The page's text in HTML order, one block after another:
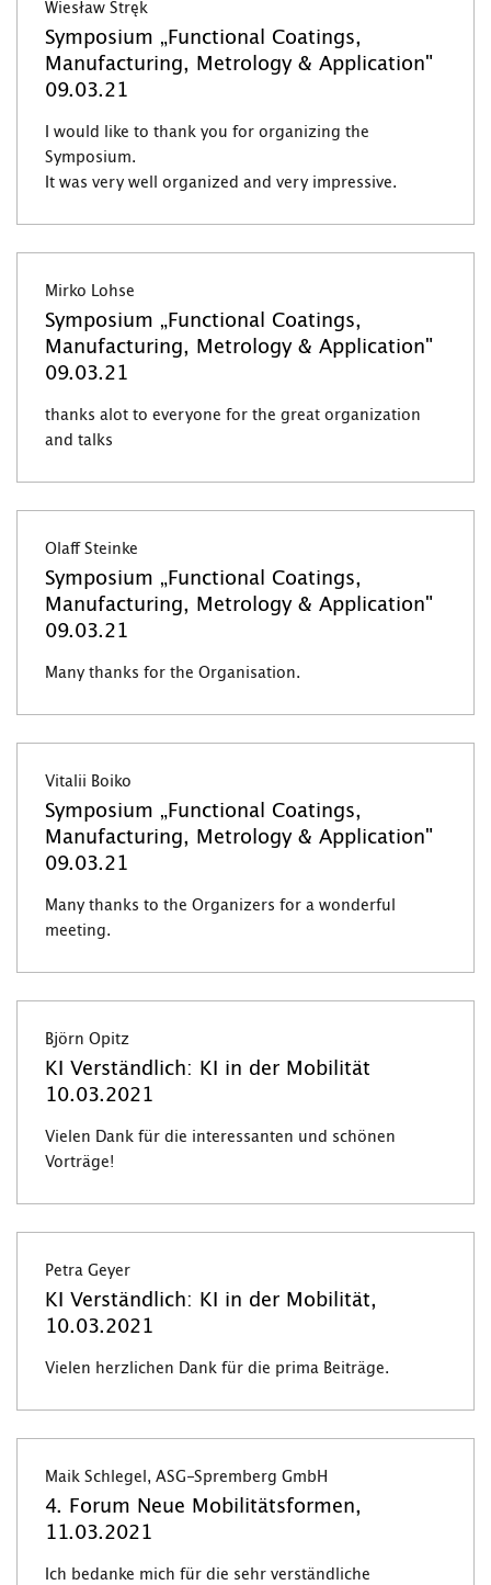
Wiesław Stręk
Symposium „Functional Coatings,
Manufacturing, Metrology & Application"
09.03.21
I would like to thank you for organizing the
Symposium.
It was very well organized and very impressive.
Mirko Lohse
Symposium „Functional Coatings,
Manufacturing, Metrology & Application"
09.03.21
thanks alot to everyone for the great organization
and talks
Olaff Steinke
Symposium „Functional Coatings,
Manufacturing, Metrology & Application"
09.03.21
Many thanks for the Organisation.
Vitalii Boiko
Symposium „Functional Coatings,
Manufacturing, Metrology & Application"
09.03.21
Many thanks to the Organizers for a wonderful
meeting.
Björn Opitz
KI Verständlich: KI in der Mobilität
10.03.2021
Vielen Dank für die interessanten und schönen
Vorträge!
Petra Geyer
KI Verständlich: KI in der Mobilität,
10.03.2021
Vielen herzlichen Dank für die prima Beiträge.
Maik Schlegel, ASG-Spremberg GmbH
4. Forum Neue Mobilitätsformen,
11.03.2021
Ich bedanke mich für die sehr verständliche